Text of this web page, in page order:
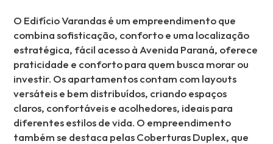
O Edifício Varandas é um empreendimento que
combina sofisticação, conforto e uma localização
estratégica, fácil acesso à Avenida Paraná, oferece
praticidade e conforto para quem busca morar ou
investir. Os apartamentos contam com layouts
versáteis e bem distribuídos, criando espaços
claros, confortáveis e acolhedores, ideais para
diferentes estilos de vida. O empreendimento
também se destaca pelas Coberturas Duplex, que